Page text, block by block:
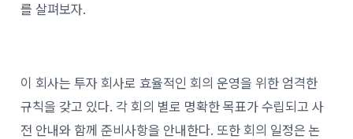
를 살펴보자.
이 회사는 투자 회사로 효율적인 회의 운영을 위한 엄격한
규칙을 갖고 있다. 각 회의 별로 명확한 목표가 수립되고 사
전 안내와 함께 준비사항을 안내한다. 또한 회의 일정은 논